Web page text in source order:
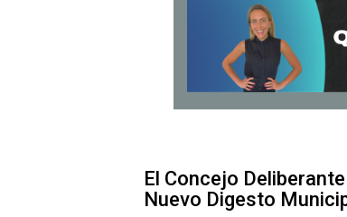
El Concejo
Nuevo Digesto